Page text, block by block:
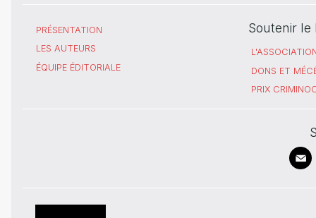
PRÉSENTATION
LES AUTEURS
ÉQUIPE ÉDITORIALE
Soutenir le
DONS ET
PRIX